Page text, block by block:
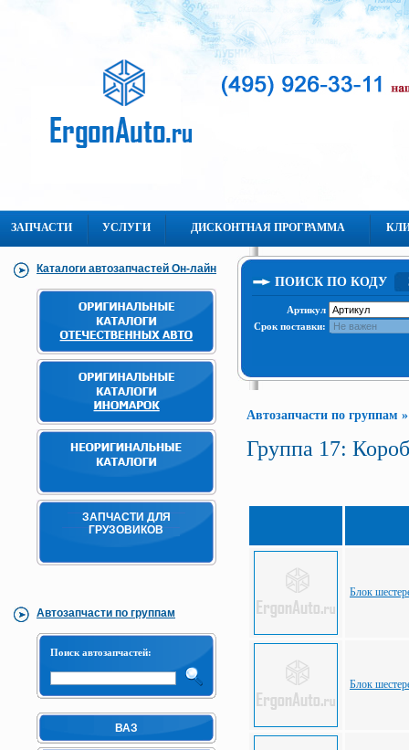
ЗАПЧАСТИ УСЛУГИ ДИСКОНТНАЯ ПРОГРАММА
Каталоги автозапчастей Он-лайн
ЗАПЧАСТИ ДЛЯ
ГРУЗОВИКОВ
Автозапчасти по группам
Поиск автозапчастей:
ВАЗ
ПОИСК ПО КОДУ
Артикул
Срок поставки:
Автозапчасти по группам
Группа 17:
Блок
Блок